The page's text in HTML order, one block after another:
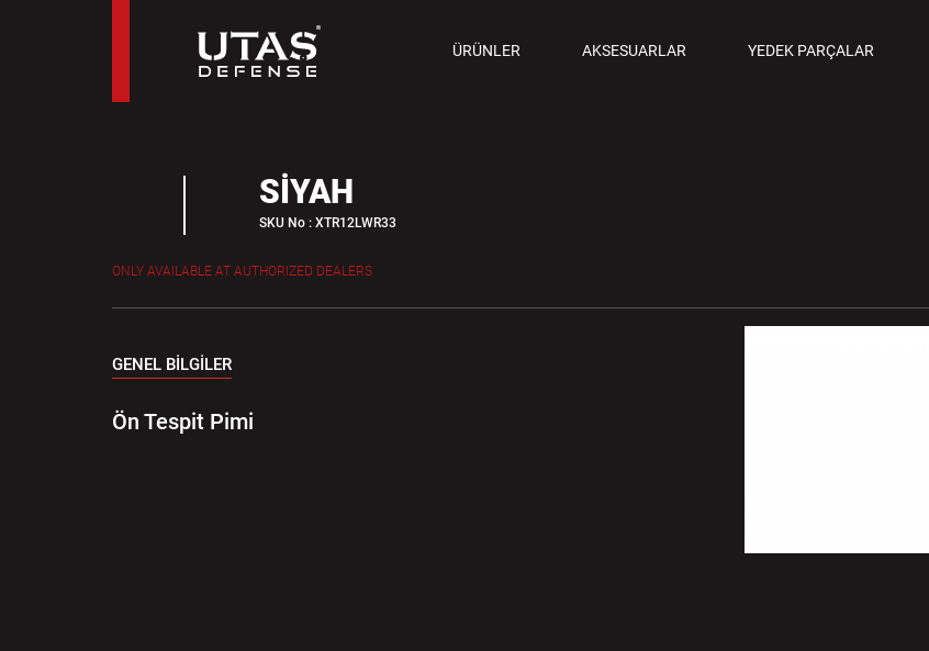
ÜRÜNLER
9 MM TABANCALARAKSESUARLAR YEDEK PARÇALAR
SİYAH
SKU No : XTR12LWR33
ONLY AVAILABLE AT AUTHORIZED DEALERS
GENEL BİLGİLER
Ön Tespit Pimi